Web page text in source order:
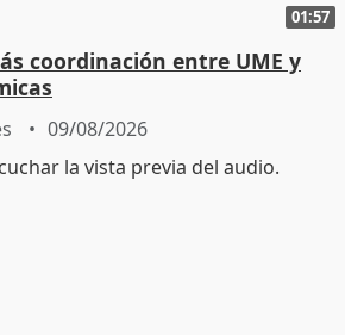
01:57
coordinación entre UME y
09/08/2026